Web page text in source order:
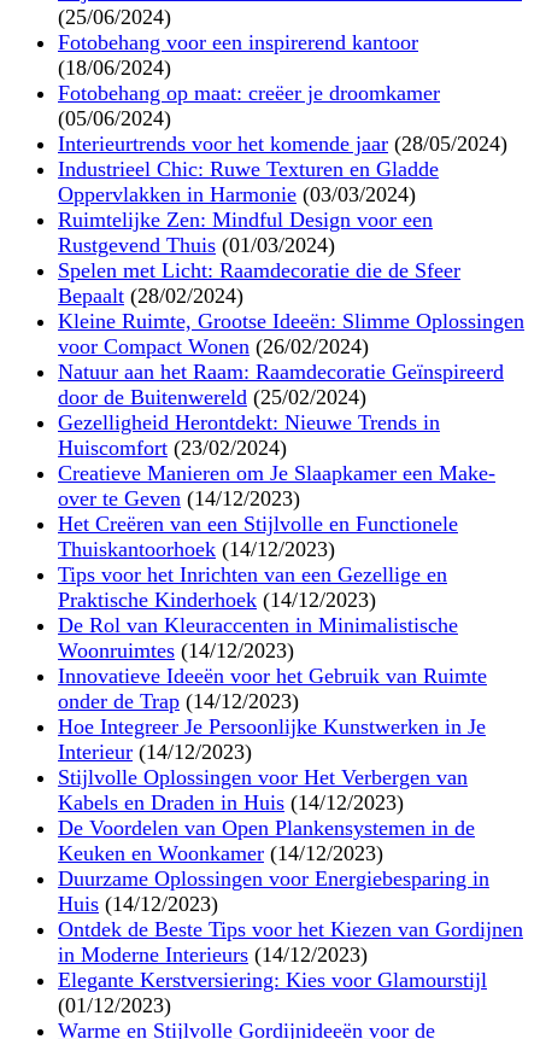
(25/06/2024)
Fotobehang voor een inspirerend kantoor
(18/06/2024)
Fotobehang op maat: creëer je droomkamer
(05/06/2024)
Interieurtrends voor het komende jaar (28/05/2024)
Industrieel Chic: Ruwe Texturen en Gladde
Oppervlakken in Harmonie (03/03/2024)
Ruimtelijke Zen: Mindful Design voor een
Rustgevend Thuis (01/03/2024)
Spelen met Licht: Raamdecoratie die de Sfeer
Bepaalt (28/02/2024)
Kleine Ruimte, Grootse Ideeën: Slimme Oplossingen
voor Compact Wonen (26/02/2024)
Natuur aan het Raam: Raamdecoratie Geïnspireerd
door de Buitenwereld (25/02/2024)
Gezelligheid Herontdekt: Nieuwe Trends in
Huiscomfort (23/02/2024)
Creatieve Manieren om Je Slaapkamer een Make-
over te Geven (14/12/2023)
Het Creëren van een Stijlvolle en Functionele
Thuiskantoorhoek (14/12/2023)
Tips voor het Inrichten van een Gezellige en
Praktische Kinderhoek (14/12/2023)
De Rol van Kleuraccenten in Minimalistische
Woonruimtes (14/12/2023)
Innovatieve Ideeën voor het Gebruik van Ruimte
onder de Trap (14/12/2023)
Hoe Integreer Je Persoonlijke Kunstwerken in Je
Interieur (14/12/2023)
Stijlvolle Oplossingen voor Het Verbergen van
Kabels en Draden in Huis (14/12/2023)
De Voordelen van Open Plankensystemen in de
Keuken en Woonkamer (14/12/2023)
Duurzame Oplossingen voor Energiebesparing in
Huis (14/12/2023)
Ontdek de Beste Tips voor het Kiezen van Gordijnen
in Moderne Interieurs (14/12/2023)
Elegante Kerstversiering: Kies voor Glamourstijl
(01/12/2023)
Warme en Stijlvolle Gordijnideeën voor de